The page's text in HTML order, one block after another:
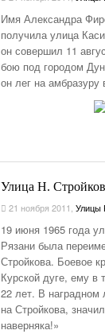
Имя Александра
получила улица
он совершил 11
бою под городом
он лег на амбразуру
Улица Н.
21 ноября 2011 Улицы
19 июня 1965 года
Рязани была
Стройкова. Боевое
Курской дуге, ему в
22 лет. В наградном
на Стройкова,
наверняка!»